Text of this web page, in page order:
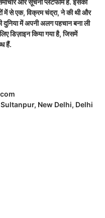
से एक, विक्रम चंद्रा, ने की थी और
दुनिया में अपनी अलग पहचान बना ली
डिज़ाइन किया गया है, जिसमें
हैं.
New Delhi, Delhi